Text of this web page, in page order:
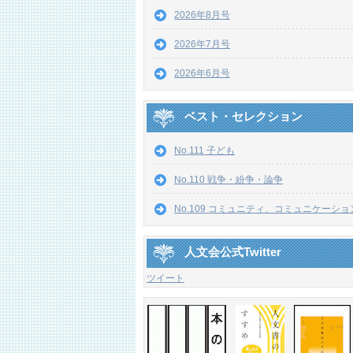
2026年8月号
2026年7月号
2026年6月号
ベスト・セレクション
No.111 子ども
No.110 戦争・紛争・論争
No.109 コミュニティ、コミュニケーショ
人文会公式Twitter
ツイート